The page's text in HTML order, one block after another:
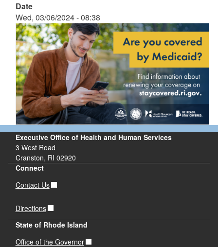
Date
Wed, 03/06/2024 - 08:38
Executive Office of Health and Human Services
3 West Road
Cranston, RI 02920
Connect
Contact Us
Directions
State of Rhode Island
Office of the Governor